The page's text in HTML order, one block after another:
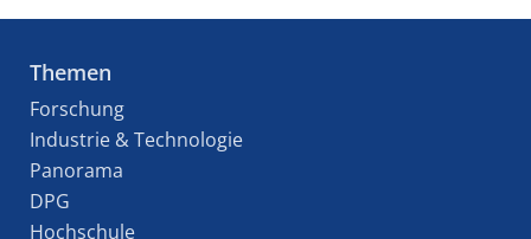
Themen
Forschung
Industrie & Technologie
Panorama
DPG
Hochschule